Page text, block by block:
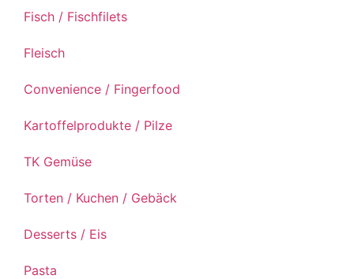
Fisch / Fischfilets
Fleisch
Convenience / Fingerfood
Kartoffelprodukte / Pilze
TK Gemüse
Torten / Kuchen / Gebäck
Desserts / Eis
Pasta